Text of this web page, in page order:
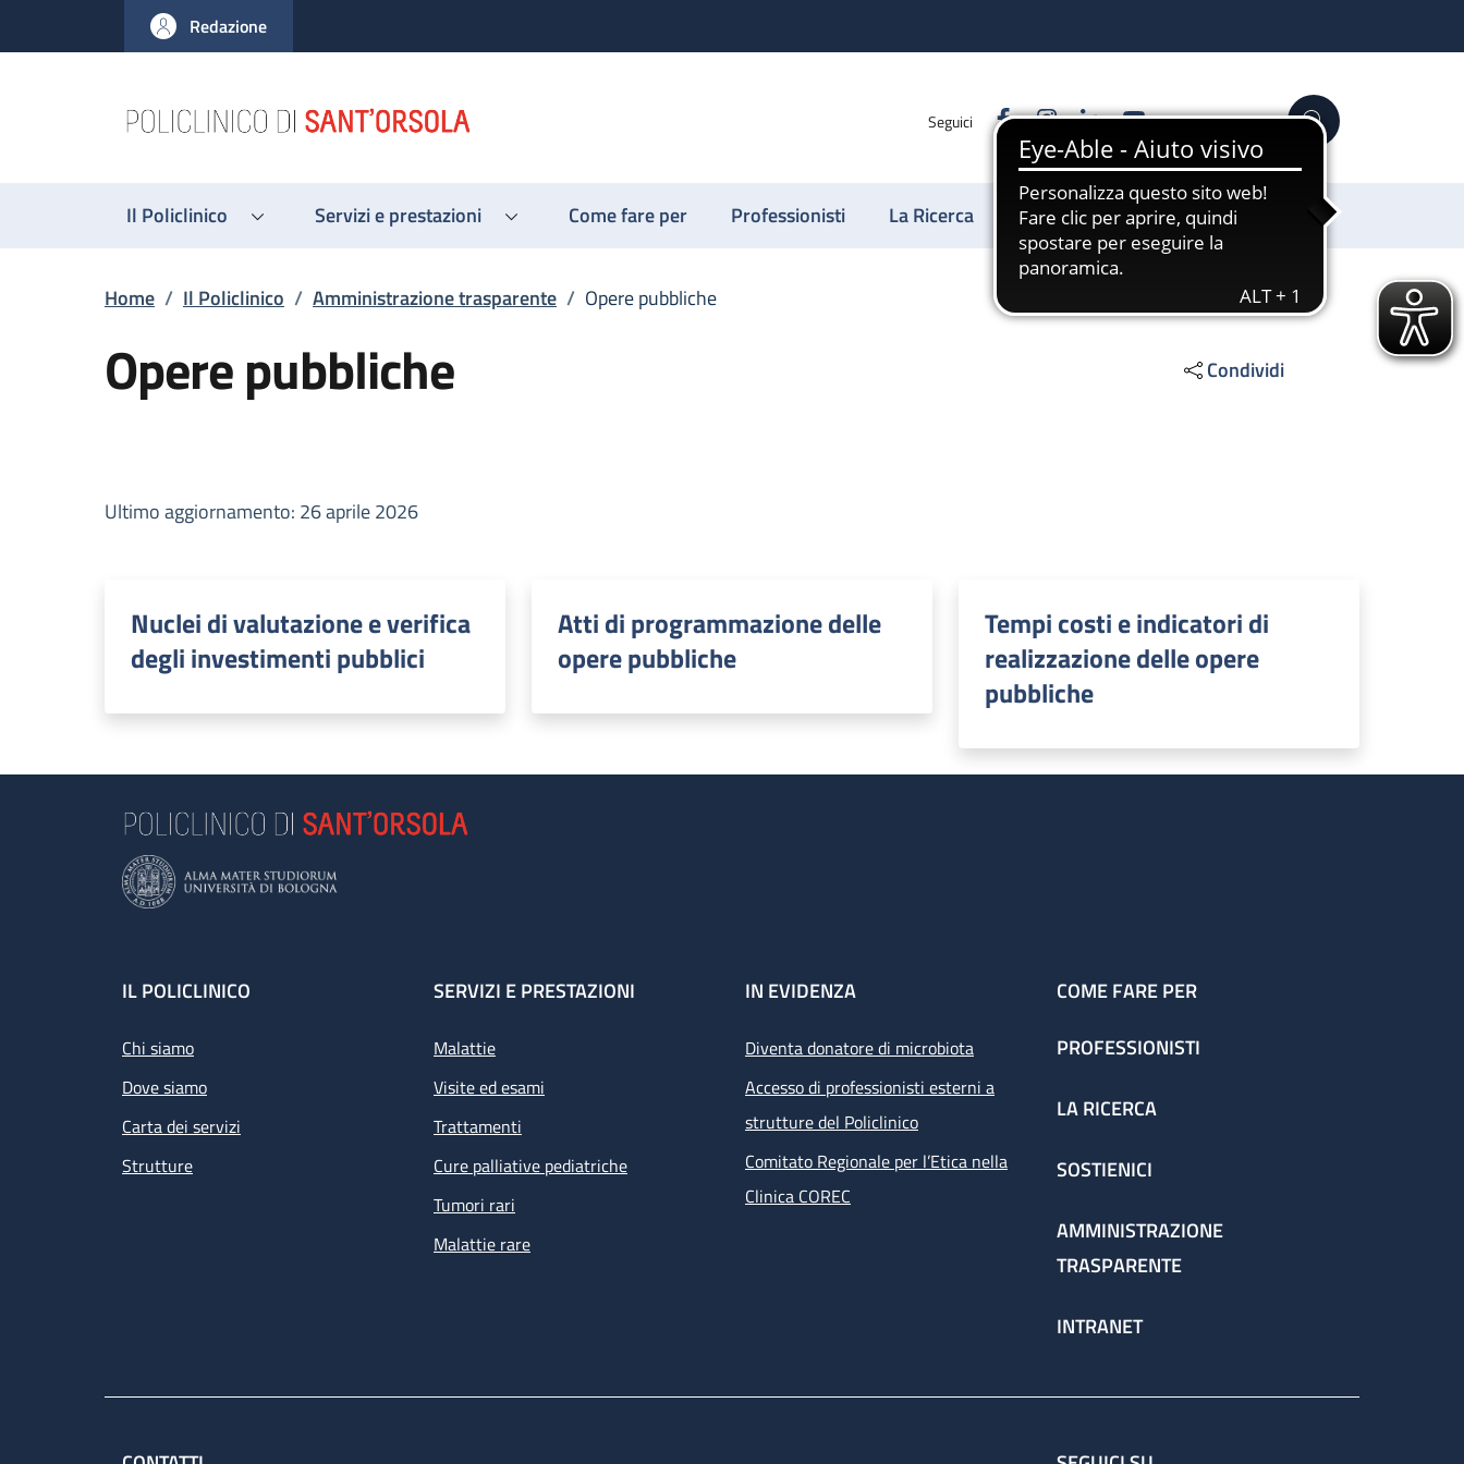
al contenuto principale
to footer content
Redazione
Seguici FacebookInstagram
LinkedinYouTube Cerca
Il Policlinico Servizi e prestazioni Come fare per Professionisti La Ricerca Sostienici
Briciole di pane
Home / Il Policlinico / Amministrazione trasparente / Opere pubbliche
Opere pubbliche Condividi
Ultimo aggiornamento: 26 aprile 2026
Nuclei di valutazione e verifica
degli investimenti pubblici
Atti di programmazione delle
opere pubbliche
Tempi costi e indicatori di
realizzazione delle opere
pubbliche
Footer
IL POLICLINICO
Chi siamo
Dove siamo
Carta dei servizi
Strutture
SERVIZI E PRESTAZIONI
Malattie
Visite ed esami
Trattamenti
Cure palliative pediatriche
Tumori rari
Malattie rare
IN EVIDENZA
Diventa donatore di microbiota
Accesso di professionisti esterni a
strutture del Policlinico
Comitato Regionale per l’Etica nella
Clinica COREC
COME FARE PER
PROFESSIONISTI
LA RICERCA
SOSTIENICI
AMMINISTRAZIONE
TRASPARENTE
INTRANET